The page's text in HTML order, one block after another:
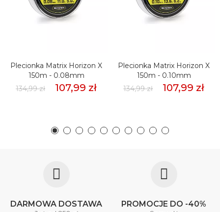
Plecionka Matrix Horizon X
150m - 0.08mm
134,99 zł
107,99 zł
Plecionka Matrix Horizon X
150m - 0.10mm
134,99 zł
107,99 zł
DARMOWA DOSTAWA PROMOCJE DO -40%